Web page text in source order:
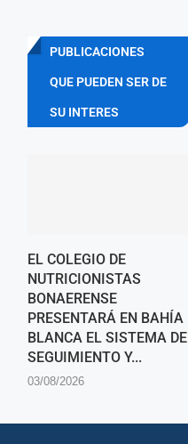
PUBLICACIONES
QUE PUEDEN SER DE
SU INTERES
EL COLEGIO DE
NUTRICIONISTAS
BONAERENSE
PRESENTARÁ EN BAHÍA
BLANCA EL SISTEMA DE
SEGUIMIENTO Y...
03/08/2026